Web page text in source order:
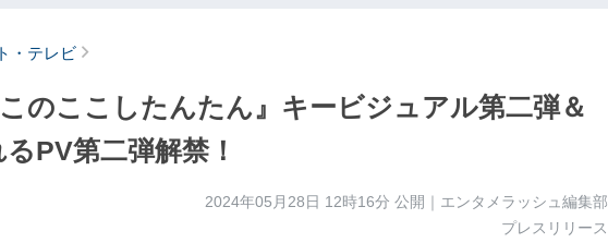
・テレビ
このここしたんたん』キービジュアル第二弾＆
PV第二弾解禁！
2024年05月28日 12時16分 公開｜エンタメラッシュ編集部
プレスリリース